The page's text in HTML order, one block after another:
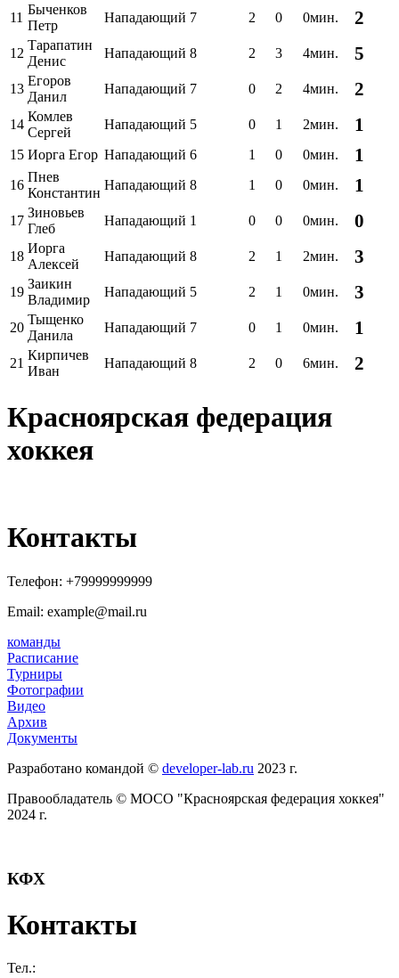
11
Быченков
Петр
Нападающий 7 2 0 0мин. 2
12
Тарапатин
Денис
Нападающий 8 2 3 4мин. 5
13
Егоров
Данил
Нападающий 7 0 2 4мин. 2
14
Комлев
Сергей
Нападающий 5 0 1 2мин. 1
15 Иорга Егор Нападающий 6 1 0 0мин. 1
16
Пнев
Константин
Нападающий 8 1 0 0мин. 1
17
Зиновьев
Глеб
Нападающий 1 0 0 0мин. 0
18
Иорга
Алексей
Нападающий 8 2 1 2мин. 3
19
Заикин
Владимир
Нападающий 5 2 1 0мин. 3
20
Тыщенко
Данила
Нападающий 7 0 1 0мин. 1
21
Кирпичев
Иван
Нападающий 8 2 0 6мин. 2
Красноярская федерация
хоккея
Контакты
Телефон: +79999999999
Email: example@mail.ru
команды
Расписание
Турниры
Фотографии
Видео
Архив
Документы
Разработано командой © developer-lab.ru 2023 г.
Правообладатель © МОСО "Красноярская федерация хоккея"
2024 г.
КФХ
Контакты
Тел.: